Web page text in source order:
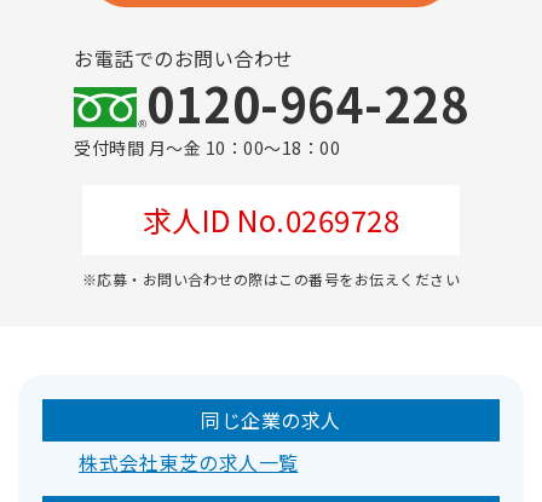
お電話でのお問い合わせ
0120-964-228
受付時間 月～金 10：00～18：00
求人ID No.0269728
※応募・お問い合わせの際はこの番号をお伝えください
同じ企業の求人
株式会社東芝の求人一覧